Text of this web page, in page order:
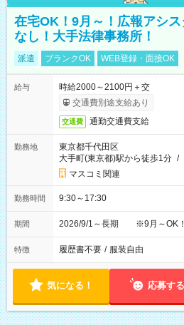
在宅OK！9月～！広報アシ
なし！大手法律事務所！
派遣 ブランクOK WEB登録・面接OK
給与
時給2000～2100円＋交
交通費別途支給あり
交通費 通勤交通費支給
勤務地
東京都千代田区
大手町(東京都)駅から徒歩1分 /
マスコミ関連
勤務時間 9:30～17:30
期間 2026/9/1～長期 ※9月～OK！
特徴 履歴書不要 / 服装自由
気になる！ 応募する